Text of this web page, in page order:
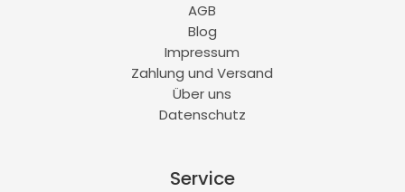
AGB
Blog
Impressum
Zahlung und Versand
Über uns
Datenschutz
Service